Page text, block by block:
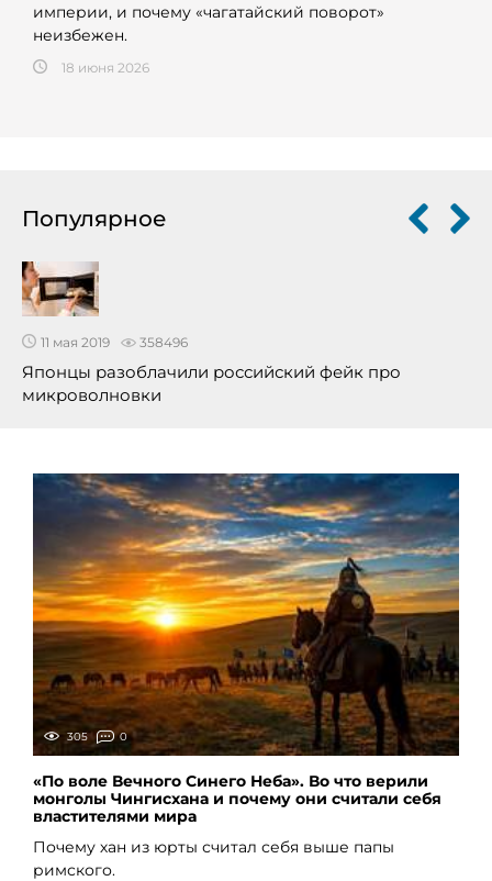
империи, и почему «чагатайский поворот»
неизбежен.
18 июня 2026
Популярное
11 мая 2019 358496
Японцы разоблачили российский фейк про
микроволновки
305 0
«По воле Вечного Синего Неба». Во что верили
монголы Чингисхана и почему они считали себя
властителями мира
Почему хан из юрты считал себя выше папы
римского.